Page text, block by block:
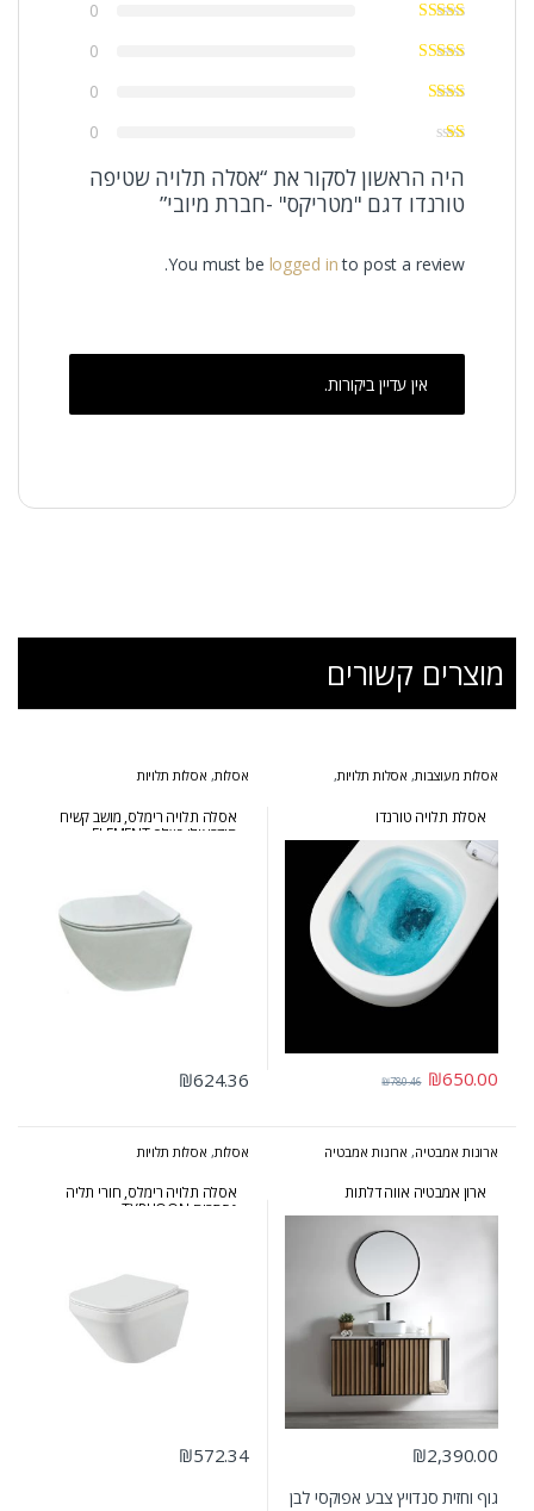
0
0
0
0
היה הראשון לסקור את “אסלה תלויה שטיפה
טורנדו דגם "מטריקס" -חברת מיובי”
You must be logged into post a review.
אין עדיין ביקורות.
מוצרים קשורים
אסלות מעוצבות, אסלות תלויות,
אסלת תלויה טורנדו
₪650.00
₪780.46
אסלות, אסלות תלויות
אסלה תלויה רימלס, מושב קשיח
הידראולי נשלף ELEMENT
₪624.36
ארונות אמבטיה, ארונות אמבטיה
ארונות אמבטיה מרחפים
ארון אמבטיה אווה דלתות
₪2,390.00
גוף וחזית סנדויץ צבע אפוקסי לבן
אסלות, אסלות תלויות
אסלה תלויה רימלס, חורי תליה
נסתרים TYPHOON
₪572.34